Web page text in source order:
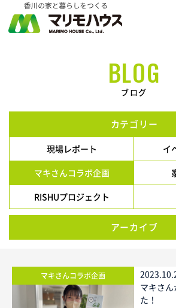
私たちの家づくり
商品ラインナップ
施工実績
MARIMO Life Story
ニュース
BLOG
ブログ
カテゴリー
現場レポート
イ
マキさんコラボ企画
RISHUプロジェクト
アーカイブ
マキさんコラボ企画
マキさ
た！